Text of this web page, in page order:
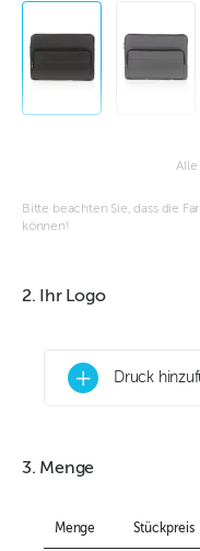
Alle
Bitte beachten Sie, dass die
können!
2. Ihr Logo
+ Druck
3. Menge
Menge Stückpreis